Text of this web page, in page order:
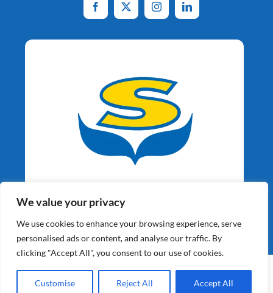
We value your privacy
We use cookies to enhance your browsing experience, serve
personalised ads or content, and analyse our traffic. By
clicking "Accept All", you consent to our use of cookies.
Customise Reject All Accept All
©2026 Schaap Holland BV | Alle Rechten Voorbehouden |
Website gebouwd door XY Web Solutions BV